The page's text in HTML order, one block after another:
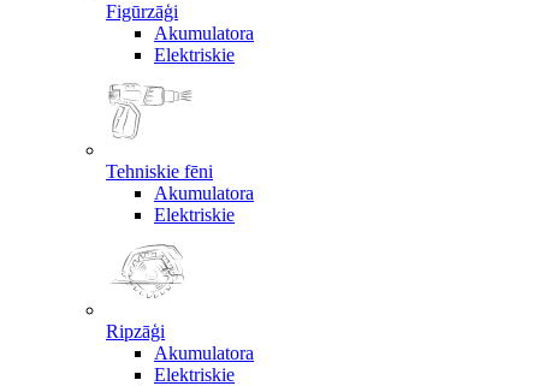
Figūrzāģi
Akumulatora
Elektriskie
Tehniskie fēni
Akumulatora
Elektriskie
Ripzāģi
Akumulatora
Elektriskie